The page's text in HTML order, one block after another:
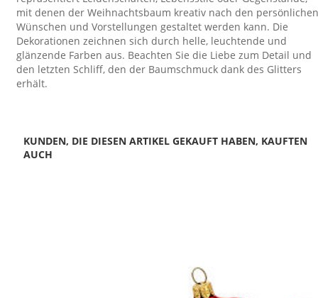
mit denen der Weihnachtsbaum kreativ nach den persönlichen
Wünschen und Vorstellungen gestaltet werden kann. Die
Dekorationen zeichnen sich durch helle, leuchtende und
glänzende Farben aus. Beachten Sie die Liebe zum Detail und
den letzten Schliff, den der Baumschmuck dank des Glitters
erhält.
KUNDEN, DIE DIESEN ARTIKEL GEKAUFT HABEN, KAUFTEN
AUCH